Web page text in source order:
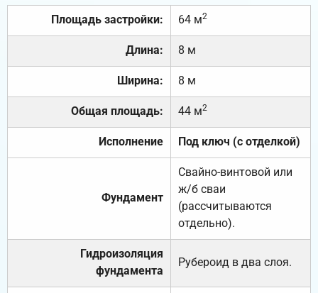
Площадь застройки: 64 м2
Длина: 8 м
Ширина: 8 м
Общая площадь: 44 м2
Исполнение Под ключ (с отделкой)
Фундамент
Свайно-винтовой или
ж/б сваи
(рассчитываются
отдельно).
Гидроизоляция
фундамента
Рубероид в два слоя.